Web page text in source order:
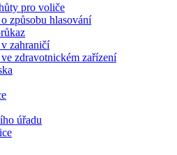
pro voliče
způsobu hlasování
zahraničí
zdravotnickém zařízení
úřadu